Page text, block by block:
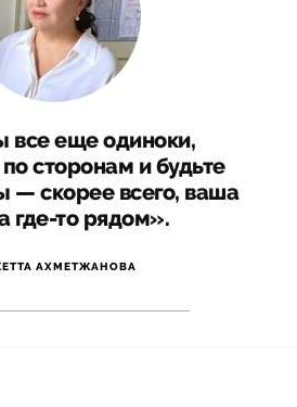
все еще одиноки,
по сторонам и будьте
— скорее всего, ваша
где-то рядом».
АХМЕТЖАНОВА